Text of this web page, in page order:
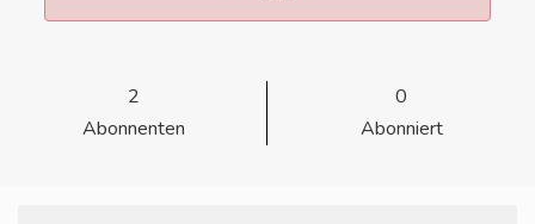
2
Abonnenten
0
Abonniert